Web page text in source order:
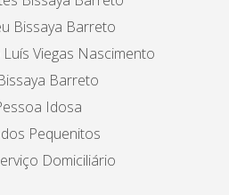
Bissaya Barreto
Viegas Nascimento
Barreto
Idosa
Pequenitos
Domiciliário